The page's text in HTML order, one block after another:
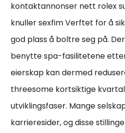
kontaktannonser nett rolex
knuller sexfim Verftet for å
god plass å boltre seg på.
benytte spa-fasilitetene
eierskap kan dermed
threesome kortsiktige
utviklingsfaser. Mange
karrieresider, og disse